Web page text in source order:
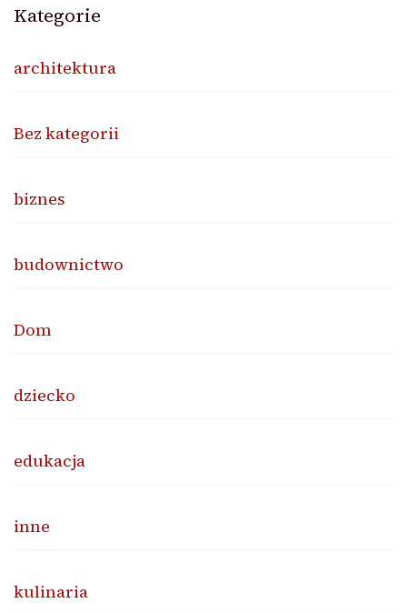
Kategorie
architektura
Bez kategorii
biznes
budownictwo
Dom
dziecko
edukacja
inne
kulinaria